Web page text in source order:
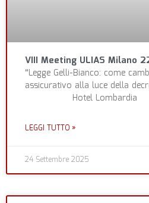
VIII Meeting ULIAS Milano
“Legge Gelli-Bianco: come
assicurativo alla luce della
Hotel
LEGGI TUTTO »
24 Settembre 2025